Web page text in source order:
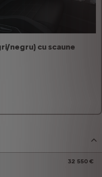
negru) cu scaune
32 550 €